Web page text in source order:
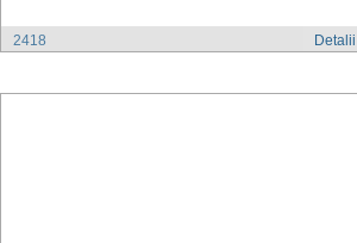
Detalii
2418